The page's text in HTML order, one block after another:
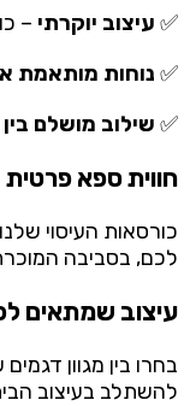
✅ עיצוב יוקרתי –
✅ נוחות מותאמת
✅ שילוב מושלם בין
חוויתספאפרטית
כורסאות העיסוי שלנו
לכם, בסביבה
עיצוב שמתאים
בחרו בין מגוון דגמים
להשתלב בעיצוב